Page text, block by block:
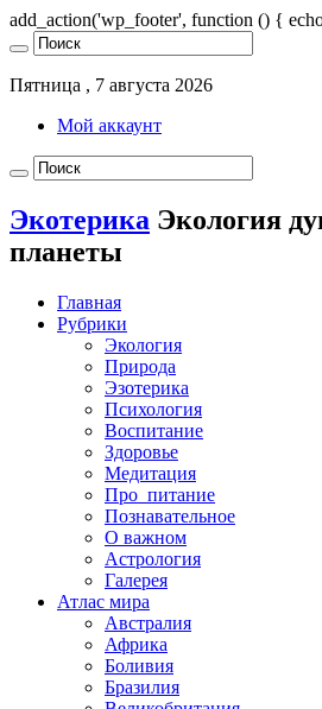
add_action('wp_footer', function () {
Пятница , 7 августа 2026
Мой аккаунт
Экотерика Экология
планеты
Главная
Рубрики
Экология
Природа
Эзотерика
Психология
Воспитание
Здоровье
Медитация
Про_питание
Познавательное
О важном
Астрология
Галерея
Атлас мира
Австралия
Африка
Боливия
Бразилия